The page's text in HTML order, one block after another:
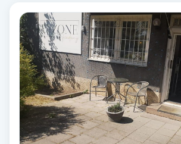
Ansiktsbehandling djuprengörande
Babylights
Balayage
Bambumassage